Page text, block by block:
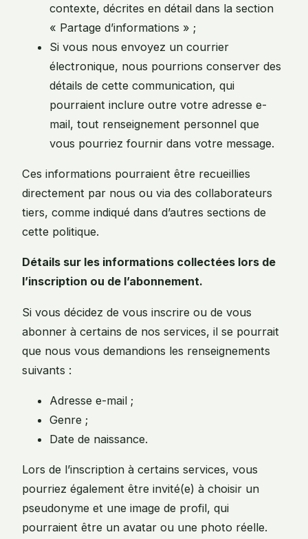
contexte, décrites en détail dans la section
« Partage d’informations » ;
Si vous nous envoyez un courrier
électronique, nous pourrions conserver des
détails de cette communication, qui
pourraient inclure outre votre adresse e-
mail, tout renseignement personnel que
vous pourriez fournir dans votre message.
Ces informations pourraient être recueillies
directement par nous ou via des collaborateurs
tiers, comme indiqué dans d’autres sections de
cette politique.
Détails sur les informations collectées lors de
l’inscription ou de l’abonnement.
Si vous décidez de vous inscrire ou de vous
abonner à certains de nos services, il se pourrait
que nous vous demandions les renseignements
suivants :
Adresse e-mail ;
Genre ;
Date de naissance.
Lors de l’inscription à certains services, vous
pourriez également être invité(e) à choisir un
pseudonyme et une image de profil, qui
pourraient être un avatar ou une photo réelle.